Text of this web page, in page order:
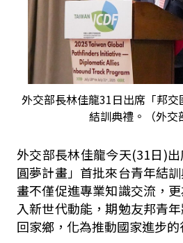
外交部長林佳龍31日出席「邦交
結訓典禮。（外交
外交部長林佳龍今天(31日)
圓夢計畫」首批來台青年結
畫不僅促進專業知識交流，
入新世代動能，期勉友邦青
回家鄉，化為推動國家進步的